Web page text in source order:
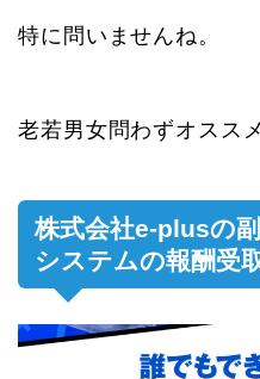
特に問いませんね。
老若男女問わずオスス
株式会社e-plusの
システムの報酬受